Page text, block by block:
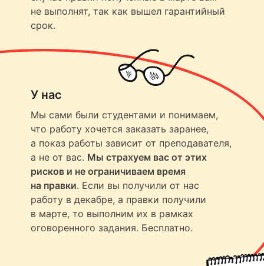
не выполнят, так как вышел гарантийный
срок.
У нас
Мы сами были студентами и понимаем,
что работу хочется заказать заранее,
а показ работы зависит от преподавателя,
а не от вас. Мы страхуем вас от этих
рисков и не ограничиваем время
на правки. Если вы получили от нас
работу в декабре, а правки получили
в марте, то выполним их в рамках
оговоренного задания. Бесплатно.